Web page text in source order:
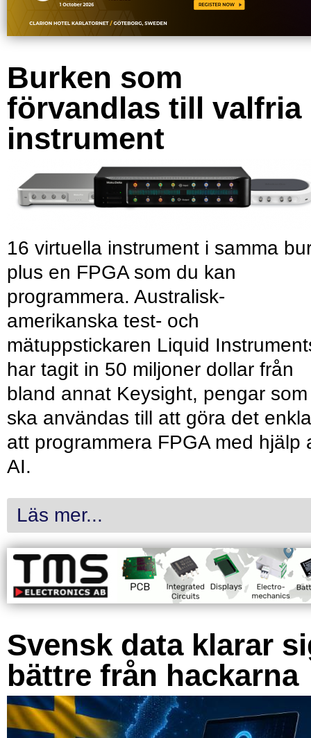
Burken som
förvandlas till valfria
instrument
16 virtuella instrument i samma
plus en FPGA som du kan
programmera. Australisk-
amerikanska test- och
mätuppstickaren Liquid
har tagit in 50 miljoner dollar från
bland annat Keysight, pengar som
ska användas till att göra det
att programmera FPGA med hjälp
AI.
Läs mer...
Svensk data klarar
bättre från hackarna